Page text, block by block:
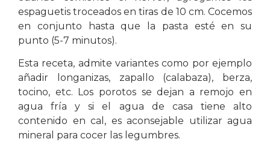
espaguetis troceados en tiras de 10 cm. Cocemos
en conjunto hasta que la pasta esté en su
punto (5-7 minutos).
Esta receta, admite variantes como por ejemplo
añadir longanizas, zapallo (calabaza), berza,
tocino, etc. Los porotos se dejan a remojo en
agua fría y si el agua de casa tiene alto
contenido en cal, es aconsejable utilizar agua
mineral para cocer las legumbres.